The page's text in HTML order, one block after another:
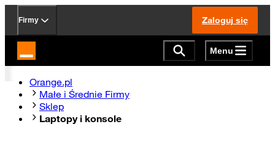
Firmy Zaloguj się
Strona główna Orange.pl Menu
Orange.pl
Małe i Średnie Firmy
Sklep
Laptopy i konsole